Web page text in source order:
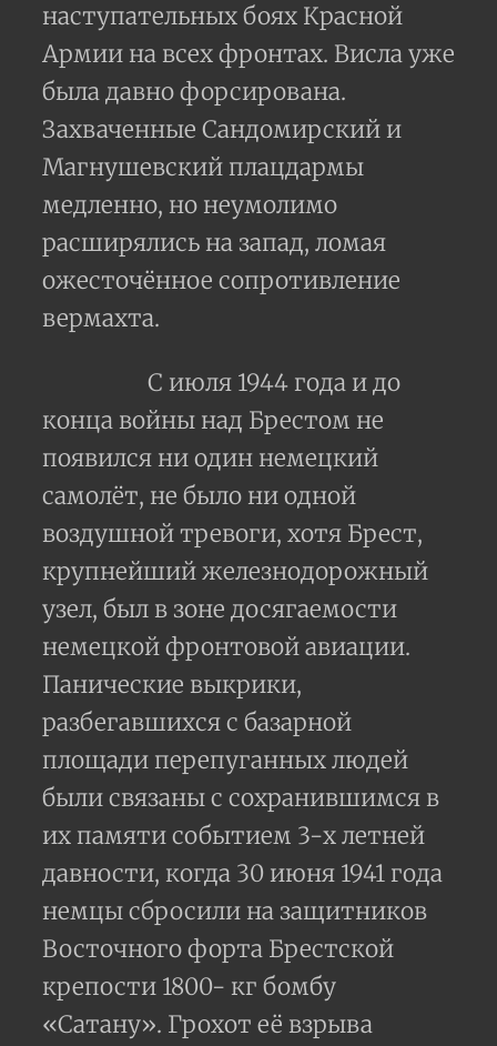
наступательных боях Красной
Армии на всех фронтах. Висла уже
была давно форсирована.
Захваченные Сандомирский и
Магнушевский плацдармы
медленно, но неумолимо
расширялись на запад, ломая
ожесточённое сопротивление
вермахта.
С июля 1944 года и до
конца войны над Брестом не
появился ни один немецкий
самолёт, не было ни одной
воздушной тревоги, хотя Брест,
крупнейший железнодорожный
узел, был в зоне досягаемости
немецкой фронтовой авиации.
Панические выкрики,
разбегавшихся с базарной
площади перепуганных людей
были связаны с сохранившимся в
их памяти событием 3-х летней
давности, когда 30 июня 1941 года
немцы сбросили на защитников
Восточного форта Брестской
крепости 1800- кг бомбу
«Сатану». Грохот её взрыва